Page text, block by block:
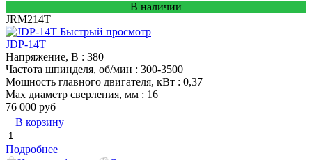
В наличии
JRM214T
Быстрый просмотр
JDP-14T
Напряжение, В : 380
Частота шпинделя, об/мин : 300-3500
Мощность главного двигателя, кВт : 0,37
Max диаметр сверления, мм : 16
76 000 руб
В корзину
Подробнее